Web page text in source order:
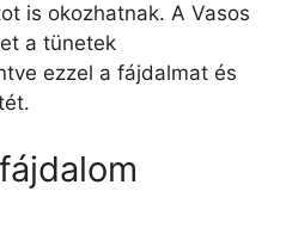
is okozhatnak. A Vasos
a tünetek
ezzel a fájdalmat és